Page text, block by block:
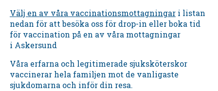
Välj en av våra vaccinationsmottagningar i listan
nedan för att besöka oss för drop-in eller boka tid
för vaccination på en av våra mottagningar
i Askersund
Våra erfarna och legitimerade sjuksköterskor
vaccinerar hela familjen mot de vanligaste
sjukdomarna och inför din resa.